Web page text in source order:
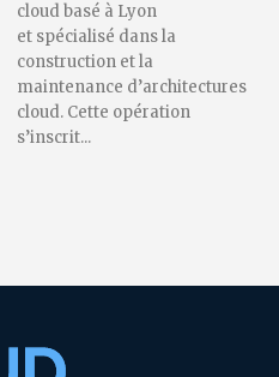
cloud basé à Lyon
et spécialisé dans la
construction et la
maintenance d’architectures
cloud. Cette opération
s’inscrit...